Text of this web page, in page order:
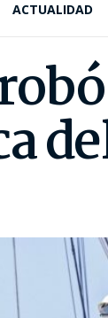
ACTUALIDAD